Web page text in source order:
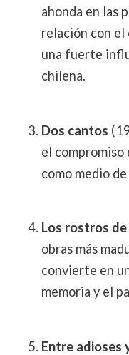
ahonda en las
relación con
una fuerte
chilena.
Dos cantos
el compromiso
como medio
Los rostros
obras más
convierte en
memoria y el
Entre adioses